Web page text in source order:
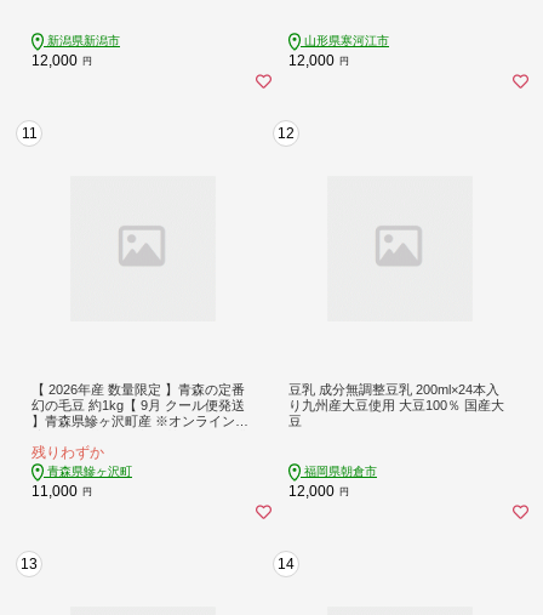
新潟県新潟市
12,000 円
山形県寒河江市
12,000 円
11
【 2026年産 数量限定 】青森の定番
幻の毛豆 約1kg【 9月 クール便発送
】青森県鰺ヶ沢町産 ※オンライン決
かな香り コク ほっくり おつまみ 料
理 お弁当 食材
残りわずか
青森県鰺ヶ沢町
11,000 円
12
豆乳 成分無調整豆乳 200ml×24本入
り九州産大豆使用 大豆100％ 国産大
豆
福岡県朝倉市
12,000 円
13 14